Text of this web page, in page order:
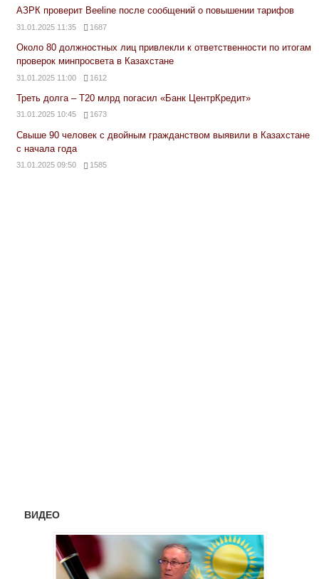
АЗРК проверит Beeline после сообщений о повышении тарифов
31.01.2025 11:35 1687
Около 80 должностных лиц привлекли к ответственности по итогам
проверок минпросвета в Казахстане
31.01.2025 11:00 1612
Треть долга – Т20 млрд погасил «Банк ЦентрКредит»
31.01.2025 10:45 1673
Свыше 90 человек с двойным гражданством выявили в Казахстане
с начала года
31.01.2025 09:50 1585
ВИДЕО